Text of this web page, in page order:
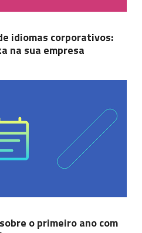
idiomas corporativos:
na sua empresa
o primeiro ano com